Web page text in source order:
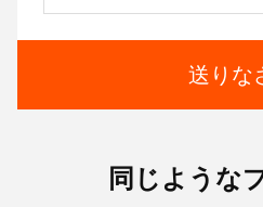
送りな
同じような